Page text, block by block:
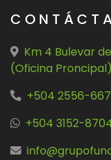
Km 4 Bulevar
(Oficina Proncipal)
+504 2556-
+504 3152-